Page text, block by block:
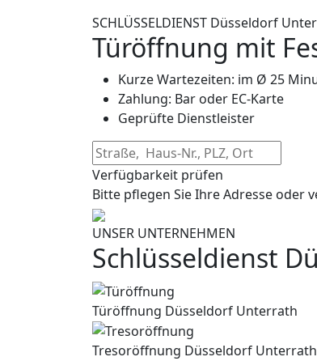
SCHLÜSSELDIENST Düsseldorf
Türöffnung mit
Kurze Wartezeiten: im Ø 25
Zahlung: Bar oder EC-Karte
Geprüfte Dienstleister
Verfügbarkeit prüfen
Bitte pflegen Sie Ihre Adresse oder
UNSER UNTERNEHMEN
Schlüsseldienst
Türöffnung Düsseldorf Unterrath
Tresoröffnung Düsseldorf Unterrath